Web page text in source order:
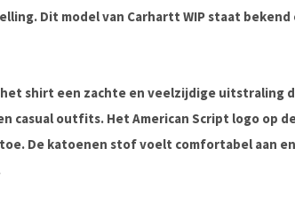
Dit model van Carhartt WIP staat bekend
het shirt een zachte en veelzijdige uitstraling
casual outfits. Het American Script logo op
De katoenen stof voelt comfortabel aan